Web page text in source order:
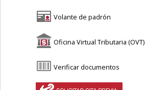
Volante de padrón
Oficina Virtual Tributaria (OVT)
Verificar documentos